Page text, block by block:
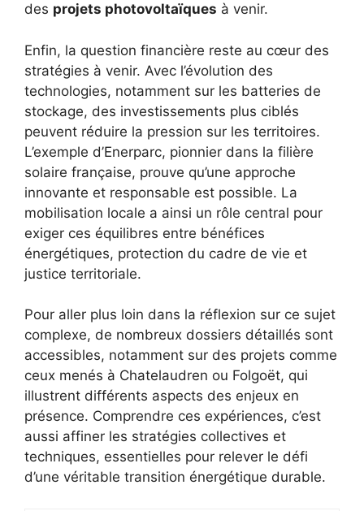
des projets photovoltaïques à venir.
Enfin, la question financière reste au cœur des
stratégies à venir. Avec l’évolution des
technologies, notamment sur les batteries de
stockage, des investissements plus ciblés
peuvent réduire la pression sur les territoires.
L’exemple d’Enerparc, pionnier dans la filière
solaire française, prouve qu’une approche
innovante et responsable est possible. La
mobilisation locale a ainsi un rôle central pour
exiger ces équilibres entre bénéfices
énergétiques, protection du cadre de vie et
justice territoriale.
Pour aller plus loin dans la réflexion sur ce sujet
complexe, de nombreux dossiers détaillés sont
accessibles, notamment sur des projets comme
ceux menés à Chatelaudren ou Folgoët, qui
illustrent différents aspects des enjeux en
présence. Comprendre ces expériences, c’est
aussi affiner les stratégies collectives et
techniques, essentielles pour relever le défi
d’une véritable transition énergétique durable.